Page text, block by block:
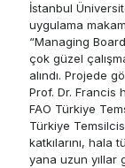
İstanbul
uygulama
“Managing
çok güzel
alındı. Projede
Prof. Dr. Francis
FAO Türkiye
Türkiye
katkılarını, hala
yana uzun yıllar